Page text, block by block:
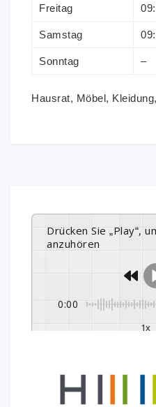
Drücken Sie „Play“, um diesen Inhalt
anzuhören
0:00
1x
Freitag
Samstag
Sonntag –
Hausrat, Möbel,